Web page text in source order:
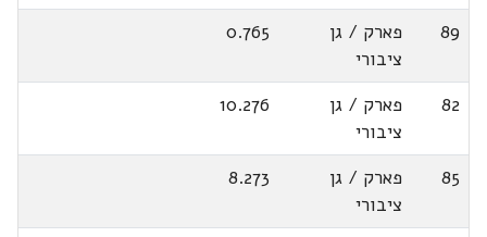
89
פארק / גן
ציבורי
0.765
82
פארק / גן
ציבורי
10.276
85
פארק / גן
ציבורי
8.273